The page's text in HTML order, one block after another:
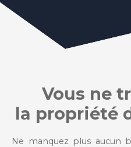
Vous ne
la propriété
Ne manquez plus aucun